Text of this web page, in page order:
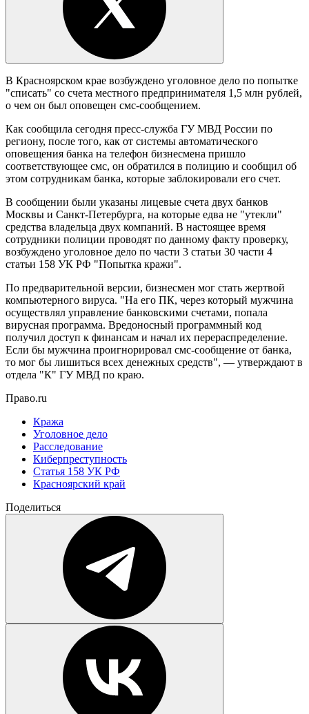
В Красноярском крае возбуждено уголовное дело по попытке
"списать" со счета местного предпринимателя 1,5 млн рублей,
о чем он был оповещен смс-сообщением.
Как сообщила сегодня пресс-служба ГУ МВД России по
региону, после того, как от системы автоматического
оповещения банка на телефон бизнесмена пришло
соответствующее смс, он обратился в полицию и сообщил об
этом сотрудникам банка, которые заблокировали его счет.
В сообщении были указаны лицевые счета двух банков
Москвы и Санкт-Петербурга, на которые едва не "утекли"
средства владельца двух компаний. В настоящее время
сотрудники полиции проводят по данному факту проверку,
возбуждено уголовное дело по части 3 статьи 30 части 4
статьи 158 УК РФ "Попытка кражи".
По предварительной версии, бизнесмен мог стать жертвой
компьютерного вируса. "На его ПК, через который мужчина
осуществлял управление банковскими счетами, попала
вирусная программа. Вредоносный программный код
получил доступ к финансам и начал их перераспределение.
Если бы мужчина проигнорировал смс-сообщение от банка,
то мог бы лишиться всех денежных средств", — утверждают в
отдела "К" ГУ МВД по краю.
Право.ru
Кража
Уголовное дело
Расследование
Киберпреступность
Статья 158 УК РФ
Красноярский край
Поделиться